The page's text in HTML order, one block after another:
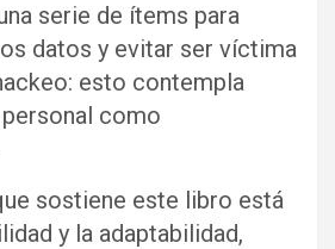
serie de ítems para
datos y evitar ser víctima
esto contempla
como
sostiene este libro está
y la adaptabilidad,